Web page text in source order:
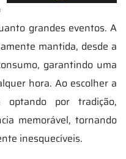
grandes eventos. A
mantida, desde a
garantindo uma
hora. Ao escolher a
por tradição,
memorável, tornando
inesquecíveis.